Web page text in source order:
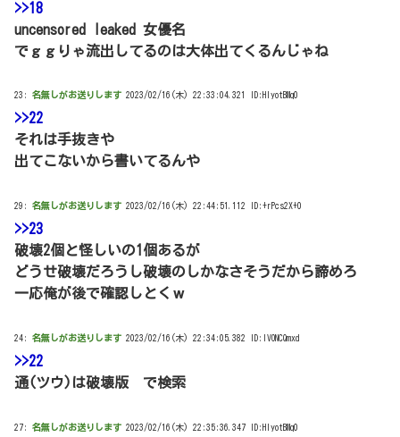
>>18
uncensored leaked 女優名
でｇｇりゃ流出してるのは大体出てくるんじゃね
23: 名無しがお送りします 2023/02/16(木) 22:33:04.321 ID:HlyotBMq0
>>22
それは手抜きや
出てこないから書いてるんや
29: 名無しがお送りします 2023/02/16(木) 22:44:51.112 ID:+rPcs2X+0
>>23
破壊2個と怪しいの1個あるが
どうせ破壊だろうし破壊のしかなさそうだから諦めろ
一応俺が後で確認しとくｗ
24: 名無しがお送りします 2023/02/16(木) 22:34:05.382 ID:lVONCQmxd
>>22
通(ツウ)は破壊版 で検索
27: 名無しがお送りします 2023/02/16(木) 22:35:36.347 ID:HlyotBMq0